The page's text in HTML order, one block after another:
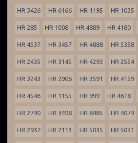
HR 3426 HR 6166 HR 1195 HR 1035
HR 285 HR 1008 HR 4889 HR 4180
HR 4537 HR 3457 HR 4888 HR 5358
HR 2435 HR 3145 HR 4293 HR 2554
HR 3243 HR 2906 HR 3591 HR 4159
HR 4546 HR 1155 HR 999 HR 4618
HR 2740 HR 3498 HR 8485 HR 4074
HR 2937 HR 2113 HR 5035 HR 5041